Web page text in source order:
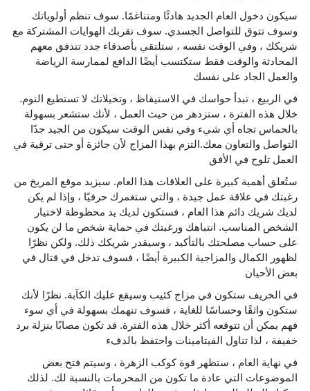
سيكون دخول العام الجديد هادئًا ومتناغمًا. سوف تنظم أولوياتك
وسوف تتوق للتواصل الجسدي. سوف تقربك الهوايات المشتركة مع
شريكك ، وفي الوقت نفسه ، ستلتقي بأصدقاء جدد تتدفق معهم
المحادثة والوقت فقط ستكتسب أيضًا الدافع لممارسة الرياضة
والعمل الجاد على نفسك
في الربيع ، تبدأ حواسك في الاستيقاظ ، وتخيلاتك لا تستطيع النوم.
خلال هذه الفترة ، ستزدهر من حيث العمل ، لأنك ستشعر بسهولة
بالحماس تجاه أي شيء وفي نفس الوقت سيكون من الجيد جدًا
التواصل والتعاون معك.التزم بهذا المزاج لأن جائزة أو حتى ترقية في
العمل تلوح في الأفق
ستُعلق أهمية كبيرة على العلاقات هذا العام. سيزيد موقع المريخ من
رغبتك في علاقة عمل جيدة ، والتي ستغمرك حرفيًا ، وإذا لم يكن
لديك شريك دائم هذا العام ، فستكون لديك يد محظوظة لاختيار
الشخص المناسب. انتباهك ورغبتك في حماية شخص ما لن يكون
على حساب مصلحتك بالتأكيد ، وسيقدر شريكك ذلك. ولكن نظرًا
لظهور الكمال والمزاجية الكبيرة أيضًا ، فسوف تدخل في قتال في
بعض الأحيان
في الخريف ستكون في مزاج كئيب وسيقع عليك الكآبة. نظرًا لأنك
ستكون واثقًا وحساسًا للغاية ، فسوف تنهمك بسهولة في أي سوء
فهم يمكن أن تتوقعه أكثر خلال هذه الفترة. قد تكون مصابًا بنزلة برد
خفيفة ، لذا تناول الفيتامينات واحتفظ بالدفء
في نهاية العام ، ستظهر قوة كوكب الزهرة ، وسيتم فتح بعض
الموضوعات التي عادة ما تكون من المحرمات بالنسبة لك. لذلك